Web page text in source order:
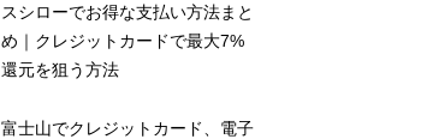
スシローでお得な支払い方法まと
め｜クレジットカードで最大7%
還元を狙う方法
富士山でクレジットカード、電子